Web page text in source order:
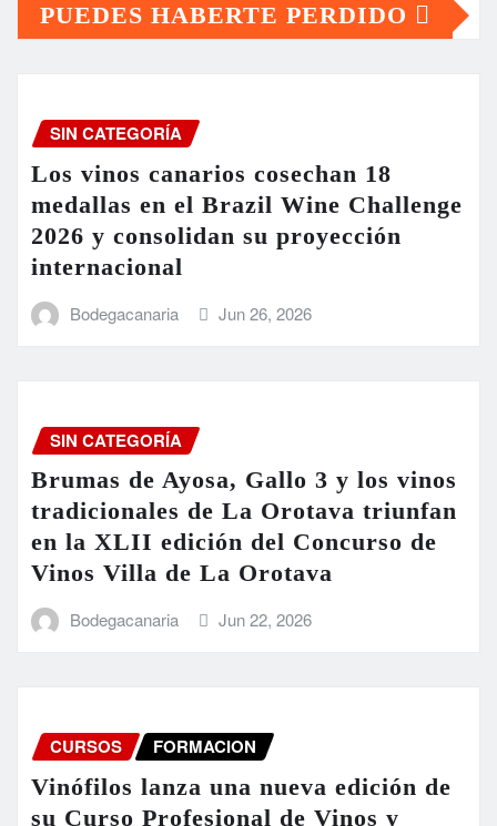
PUEDES HABERTE PERDIDO
SIN CATEGORÍA
Los vinos canarios cosechan 18
medallas en el Brazil Wine Challenge
2026 y consolidan su proyección
internacional
Bodegacanaria Jun 26, 2026
SIN CATEGORÍA
Brumas de Ayosa, Gallo 3 y los vinos
tradicionales de La Orotava triunfan
en la XLII edición del Concurso de
Vinos Villa de La Orotava
Bodegacanaria Jun 22, 2026
CURSOS FORMACION
Vinófilos lanza una nueva edición de
su Curso Profesional de Vinos y